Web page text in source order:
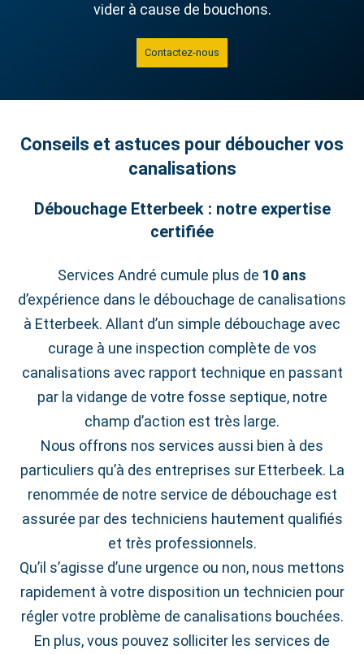
vider à cause de bouchons.
Contactez-nous
Conseils et astuces pour déboucher vos
canalisations
Débouchage Etterbeek : notre expertise
certifiée
Services André cumule plus de 10 ans
d’expérience dans le débouchage de canalisations
à Etterbeek. Allant d’un simple débouchage avec
curage à une inspection complète de vos
canalisations avec rapport technique en passant
par la vidange de votre fosse septique, notre
champ d’action est très large.
Nous offrons nos services aussi bien à des
particuliers qu’à des entreprises sur Etterbeek. La
renommée de notre service de débouchage est
assurée par des techniciens hautement qualifiés
et très professionnels.
Qu’il s’agisse d’une urgence ou non, nous mettons
rapidement à votre disposition un technicien pour
régler votre problème de canalisations bouchées.
En plus, vous pouvez solliciter les services de